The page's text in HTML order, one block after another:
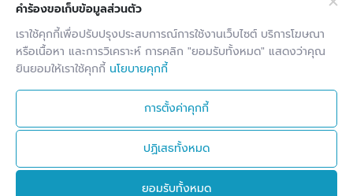
NIS Facebook
ถ้าไม่ต่อ MA Fortigate จะใช้อะไรได�...
คำร้องขอเก็บข้อมูลส่วนตัว
เราใช้คุกกี้เพื่อปรับปรุงประสบการณ์การใช้งานเว็บไซต์ บริการโฆษณา
หรือเนื้อหา และการวิเคราะห์ การคลิก "ยอมรับทั้งหมด" แสดงว่าคุณ
ยินยอมให้เราใช้คุกกี้ นโยบายคุกกี้
การตั้งค่าคุกกี้
ปฏิเสธทั้งหมด
ยอมรับทั้งหมด